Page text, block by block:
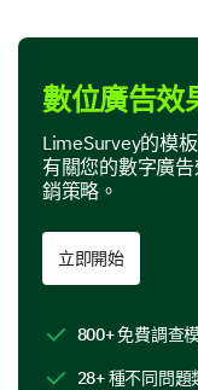
1（差）到 5（
1
創意
相關性
產品清晰度
行動呼籲
我們的數位廣
數位廣告效
LimeSurvey的模
有關您的數字廣
銷策略。
立即開始
800+ 免費調查
28+ 種不同問題